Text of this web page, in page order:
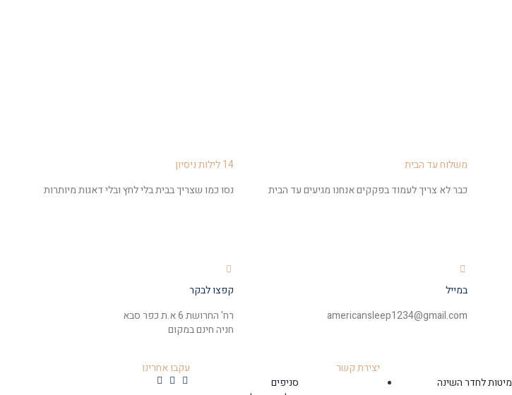
משלוח עד הבית
כבר לא צריך לעמוד בפקקים אנחנו מגיעים עד הבית
14 לילות ניסיון
נסו כמו שצריך בבית בלי לחץ ובלי דאגות מיותרות
במייל
americansleep1234@gmail.com
קפצו לבקר
רח' החרושת 6 א.ת כפר סבא
חניה חינם במקום
מיטות לחדר השינה
יצירת קשר
סניפים
עקבו אחרינו